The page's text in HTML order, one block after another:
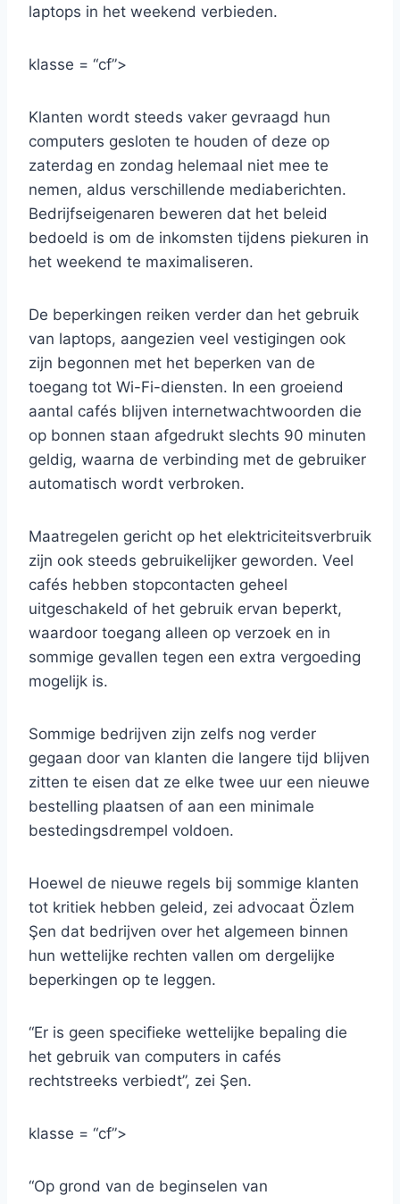
laptops in het weekend verbieden.
klasse = “cf”>
Klanten wordt steeds vaker gevraagd hun
computers gesloten te houden of deze op
zaterdag en zondag helemaal niet mee te
nemen, aldus verschillende mediaberichten.
Bedrijfseigenaren beweren dat het beleid
bedoeld is om de inkomsten tijdens piekuren in
het weekend te maximaliseren.
De beperkingen reiken verder dan het gebruik
van laptops, aangezien veel vestigingen ook
zijn begonnen met het beperken van de
toegang tot Wi-Fi-diensten. In een groeiend
aantal cafés blijven internetwachtwoorden die
op bonnen staan ​​afgedrukt slechts 90 minuten
geldig, waarna de verbinding met de gebruiker
automatisch wordt verbroken.
Maatregelen gericht op het elektriciteitsverbruik
zijn ook steeds gebruikelijker geworden. Veel
cafés hebben stopcontacten geheel
uitgeschakeld of het gebruik ervan beperkt,
waardoor toegang alleen op verzoek en in
sommige gevallen tegen een extra vergoeding
mogelijk is.
Sommige bedrijven zijn zelfs nog verder
gegaan door van klanten die langere tijd blijven
zitten te eisen dat ze elke twee uur een nieuwe
bestelling plaatsen of aan een minimale
bestedingsdrempel voldoen.
Hoewel de nieuwe regels bij sommige klanten
tot kritiek hebben geleid, zei advocaat Özlem
Şen dat bedrijven over het algemeen binnen
hun wettelijke rechten vallen om dergelijke
beperkingen op te leggen.
“Er is geen specifieke wettelijke bepaling die
het gebruik van computers in cafés
rechtstreeks verbiedt”, zei Şen.
klasse = “cf”>
“Op grond van de beginselen van